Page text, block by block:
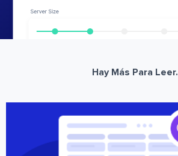
Hay Más Para Leer.